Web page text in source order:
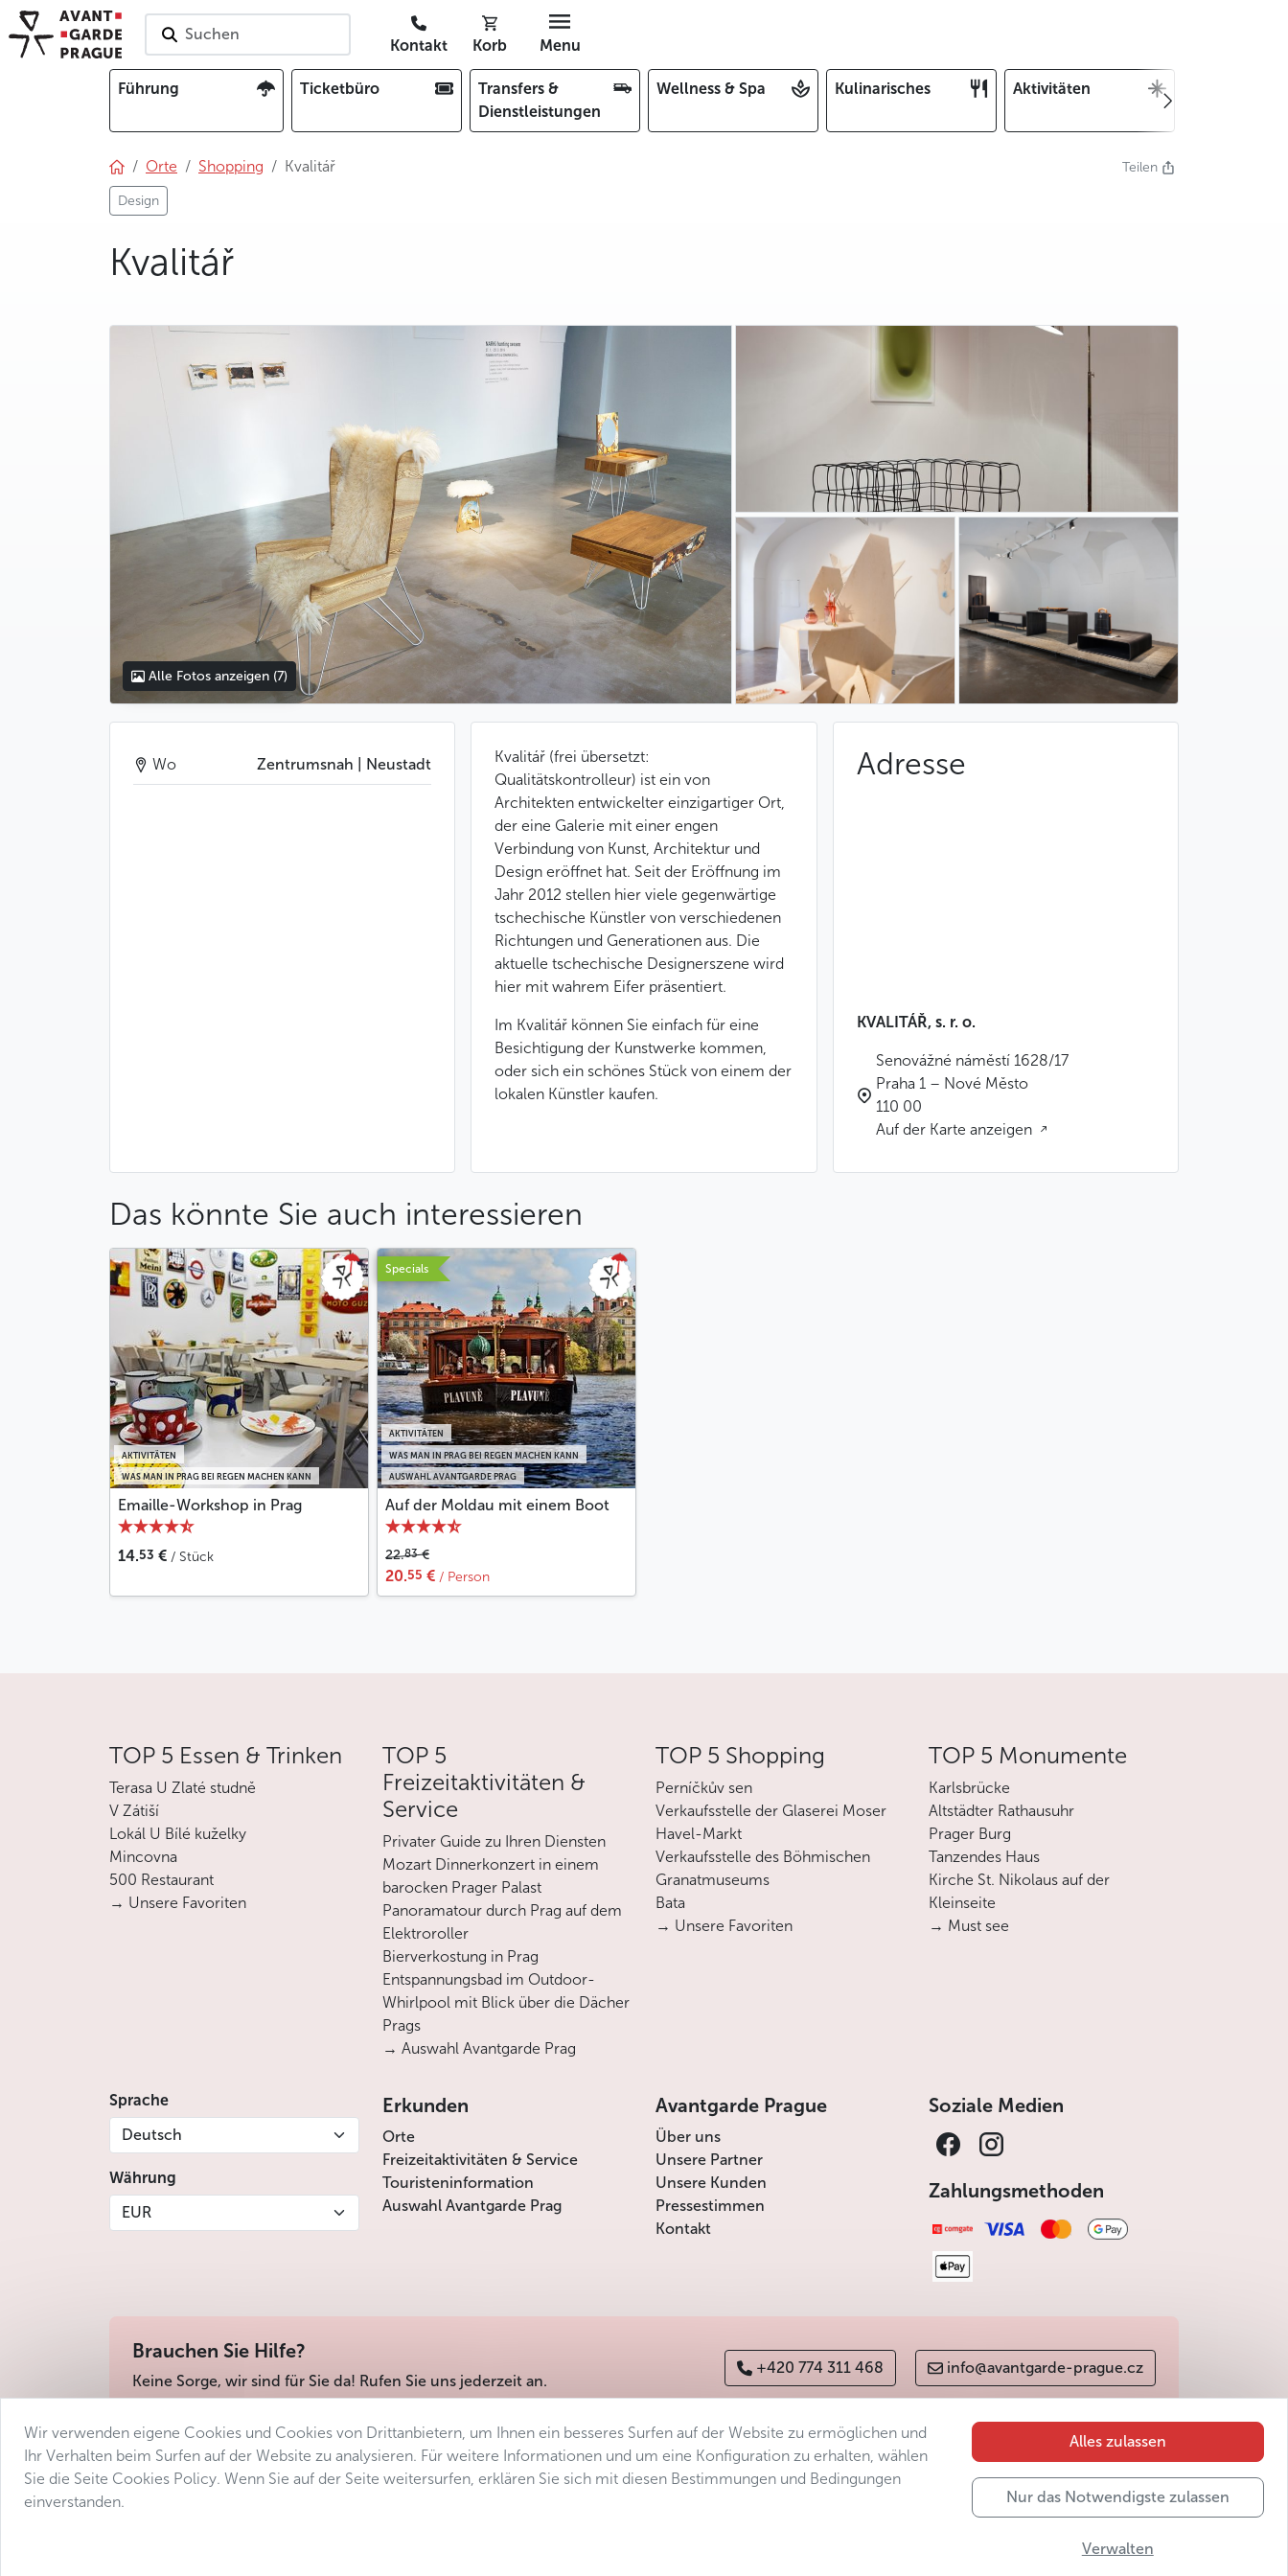
Suchen
Kontakt Korb Menu
Führung Ticketbüro
Transfers &
Dienstleistungen
Wellness & Spa Kulinarisches Aktivitäten
Orte Shopping Kvalitář
Design
Teilen
Kvalitář
photo 5
photo 6
photo 7
Alle Fotos anzeigen (7)
Kvalitář (frei übersetzt:
Qualitätskontrolleur) ist ein von
Architekten entwickelter einzigartiger Ort,
der eine Galerie mit einer engen
Verbindung von Kunst, Architektur und
Design eröffnet hat. Seit der Eröffnung im
Jahr 2012 stellen hier viele gegenwärtige
tschechische Künstler von verschiedenen
Richtungen und Generationen aus. Die
aktuelle tschechische Designerszene wird
hier mit wahrem Eifer präsentiert.
Im Kvalitář können Sie einfach für eine
Besichtigung der Kunstwerke kommen,
oder sich ein schönes Stück von einem der
lokalen Künstler kaufen.
Wo Zentrumsnah | Neustadt Adresse
KVALITÁŘ, s. r. o.
Senovážné náměstí 1628/17
Praha 1 – Nové Město
110 00
Auf der Karte anzeigen
Das könnte Sie auch interessieren
WAS MAN IN PRAG BEI REGEN MACHEN KANN
AKTIVITÄTEN
Emaille-Workshop in Prag
14.53 € / Stück
Specials
AUSWAHL AVANTGARDE PRAG
WAS MAN IN PRAG BEI REGEN MACHEN KANN
AKTIVITÄTEN
Auf der Moldau mit einem Boot
22.83€
20.55 € / Person
TOP 5 Essen & Trinken
Terasa U Zlaté studně
V Zátiší
Lokál U Bílé kuželky
Mincovna
500 Restaurant
→ Unsere Favoriten
TOP 5
Freizeitaktivitäten &
Service
Privater Guide zu Ihren Diensten
Mozart Dinnerkonzert in einem
barocken Prager Palast
Panoramatour durch Prag auf dem
Elektroroller
Bierverkostung in Prag
Entspannungsbad im Outdoor-
Whirlpool mit Blick über die Dächer
Prags
→ Auswahl Avantgarde Prag
TOP 5 Shopping
Perníčkův sen
Verkaufsstelle der Glaserei Moser
Havel-Markt
Verkaufsstelle des Böhmischen
Granatmuseums
Bata
→ Unsere Favoriten
TOP 5 Monumente
Karlsbrücke
Altstädter Rathausuhr
Prager Burg
Tanzendes Haus
Kirche St. Nikolaus auf der
Kleinseite
→ Must see
Sprache
Deutsch
Währung
EUR
Erkunden
Orte
Freizeitaktivitäten & Service
Touristeninformation
Auswahl Avantgarde Prag
Avantgarde Prague
Über uns
Unsere Partner
Unsere Kunden
Pressestimmen
Kontakt
Soziale Medien
Zahlungsmethoden
Brauchen Sie Hilfe?
Keine Sorge, wir sind für Sie da! Rufen Sie uns jederzeit an.
+420 774 311 468 info@avantgarde-prague.cz
Geschäftsbedingungen Datenschutz Barrierefreiheitserklärung Manage consent Sitemap
Wir verwenden eigene Cookies und Cookies von Drittanbietern, um Ihnen ein besseres Surfen auf der Website zu ermöglichen und
Ihr Verhalten beim Surfen auf der Website zu analysieren. Für weitere Informationen und um eine Konfiguration zu erhalten, wählen
Sie die Seite Cookies Policy. Wenn Sie auf der Seite weitersurfen, erklären Sie sich mit diesen Bestimmungen und Bedingungen
einverstanden.
Alles zulassen
Nur das Notwendigste zulassen
Verwalten